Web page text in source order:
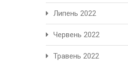
Липень 2022
Червень 2022
Травень 2022